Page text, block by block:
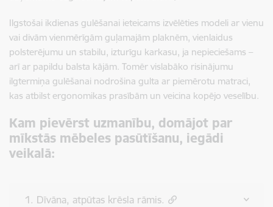
Ilgstošai ikdienas gulēšanai ieteicams izvēlēties modeli ar vienu
vai divām vienmērīgām guļamajām plaknēm, vienlaidus
polsterējumu un stabilu, izturīgu karkasu, ja nepieciešams –
arī ar papildu balsta kājām. Tomēr vislabāko risinājumu
ilgtermiņa gulēšanai nodrošina gulta ar piemērotu matraci,
kas atbilst ergonomikas prasībām un veicina kopējo veselību.
Kam pievērst uzmanību, domājot par
mīkstās mēbeles pasūtīšanu, iegādi
veikalā:
1. Dīvāna, atpūtas krēsla rāmis.